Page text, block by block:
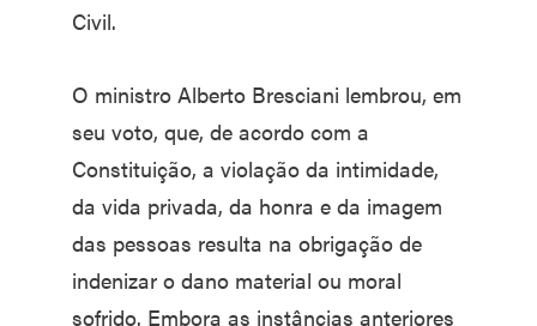
Civil.
O ministro Alberto Bresciani lembrou, em
seu voto, que, de acordo com a
Constituição, a violação da intimidade,
da vida privada, da honra e da imagem
das pessoas resulta na obrigação de
indenizar o dano material ou moral
sofrido. Embora as instâncias anteriores